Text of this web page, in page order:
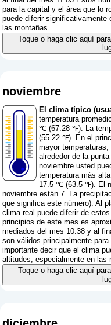
para la capital y el área que lo
puede diferir
las montañas.
Toque o haga clic aquí
noviembre
El clima típico
temperatura
℃ (67.28 ℉). La
(55.22 ℉). En el
mayor
alrededor de la
noviembre usted
temperatura más
17.5 ℃ (63.5 ℉). El
noviembre están 7. La
que significa este número). Al
clima real puede diferir de
principios de este mes es
mediados del mes 10:38 y al
son válidos principalmente
importante decir que el clima
altitudes, especialmente en las
Toque o haga clic aquí